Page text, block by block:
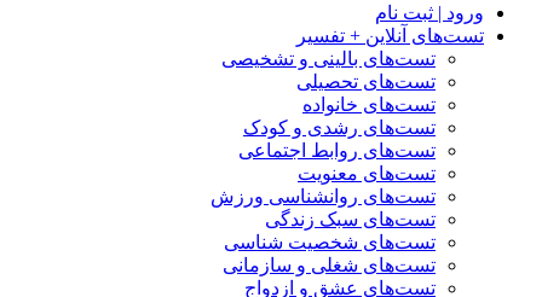
ورود | ثبت نام
تست‌های آنلاین + تفسیر
تست‌های بالینی و تشخیصی
تست‌های تحصیلی
تست‌های خانواده
تست‌های رشدی و کودک
تست‌های روابط اجتماعی
تست‌های معنویت
تست‌های روانشناسی ورزش
تست‌های سبک زندگی
تست‌های شخصیت شناسی
تست‌های شغلی و سازمانی
تست‌های عشق و ازدواج